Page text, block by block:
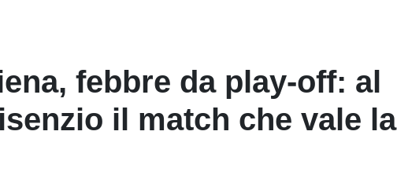
febbre da play-off: al
il match che vale la